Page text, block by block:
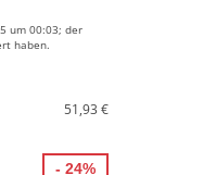
um 00:03; der
haben.
51,93 €
- 24%